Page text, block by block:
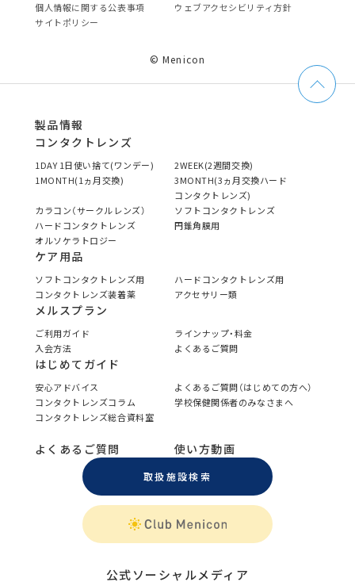
個⼈情報に関する公表事項
ウェブアクセシビリティ方針
サイトポリシー
© Menicon
製品情報
コンタクトレンズ
1DAY 1日使い捨て(ワンデー)
2WEEK(2週間交換)
1MONTH(1ヵ月交換)
3MONTH(3ヵ月交換ハード
コンタクトレンズ)
カラコン（サークルレンズ）
ソフトコンタクトレンズ
ハードコンタクトレンズ
円錐角膜用
オルソケラトロジー
ケア用品
ソフトコンタクトレンズ用
ハードコンタクトレンズ用
コンタクトレンズ装着薬
アクセサリー類
メルスプラン
ご利用ガイド
ラインナップ・料金
入会方法
よくあるご質問
はじめてガイド
安心アドバイス
よくあるご質問（はじめての方へ）
コンタクトレンズコラム
学校保健関係者のみなさまへ
コンタクトレンズ総合資料室
よくあるご質問 使い方動画
取扱施設検索
公式ソーシャルメディア